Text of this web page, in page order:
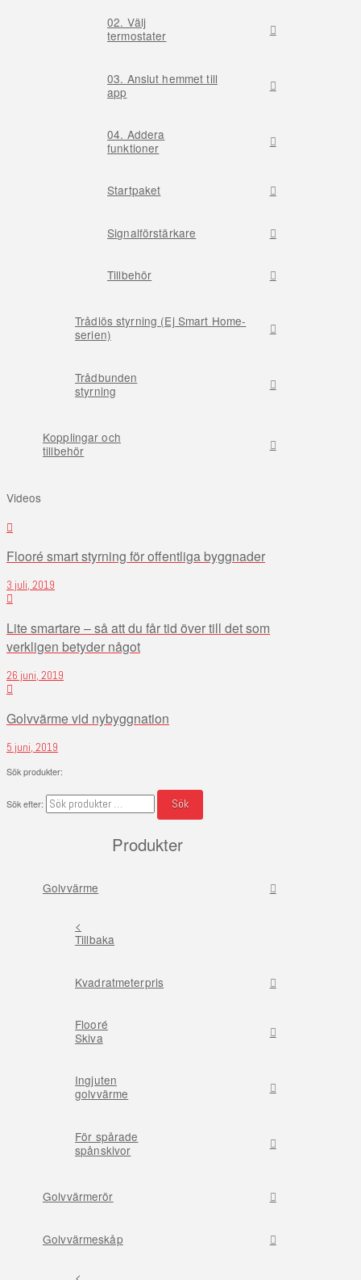
02. Välj
termostater
03. Anslut hemmet till
app
04. Addera
funktioner
Startpaket
Signalförstärkare
Tillbehör
Trådlös styrning (Ej Smart Home-
serien)
Trådbunden
styrning
Kopplingar och
tillbehör
Videos
Flooré smart styrning för offentliga byggnader
3 juli, 2019
Lite smartare – så att du får tid över till det som
verkligen betyder något
26 juni, 2019
Golvvärme vid nybyggnation
5 juni, 2019
Sök produkter:
Sök efter: Sök
Produkter
Golvvärme
<
Tillbaka
Kvadratmeterpris
Flooré
Skiva
Ingjuten
golvvärme
För spårade
spånskivor
Golvvärmerör
Golvvärmeskåp
<